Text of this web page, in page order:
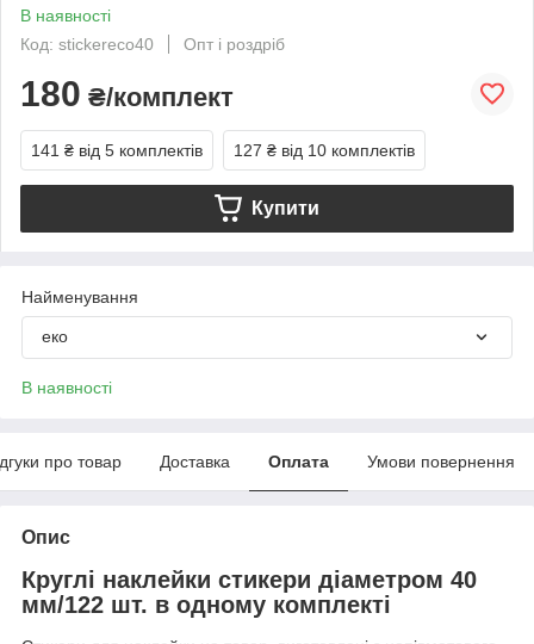
В наявності
Код: stickereco40
Опт і роздріб
180 ₴/комплект
141 ₴ від 5 комплектів 127 ₴ від 10 комплектів
Купити
Найменування
еко
В наявності
про товар Доставка Оплата Умови повернення
Опис
Круглі наклейки стикери діаметром 40
мм/122 шт. в одному комплекті